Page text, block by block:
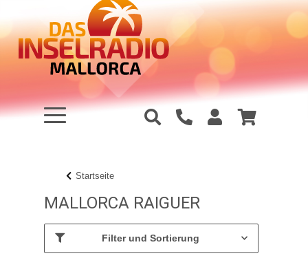
Startseite
MALLORCA RAIGUER
Filter und Sortierung